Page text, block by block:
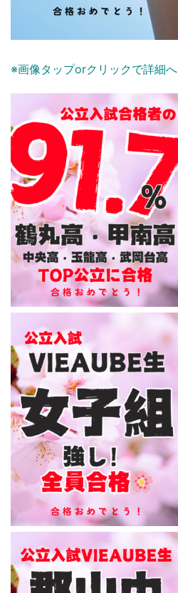
※画像タップorクリックで詳細へ